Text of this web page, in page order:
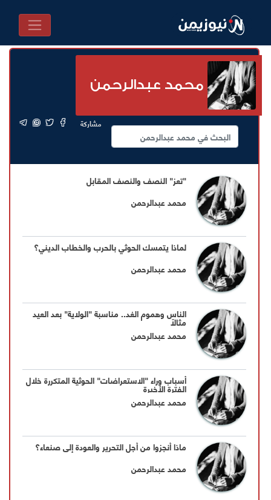
محمد عبدالرحمن
مشاركة
"تعز" النصف والنصف المقابل
محمد عبدالرحمن
لماذا يتمسك الحوثي بالحرب والخطاب الديني؟
محمد عبدالرحمن
الناس وهموم الغد.. مناسبة "الولاية" بعد العيد
مثالاً
محمد عبدالرحمن
أسباب وراء "الاستعراضات" الحوثية المتكررة خلال
الفترة الأخيرة
محمد عبدالرحمن
ماذا أنجزوا من أجل التحرير والعودة إلى صنعاء؟
محمد عبدالرحمن